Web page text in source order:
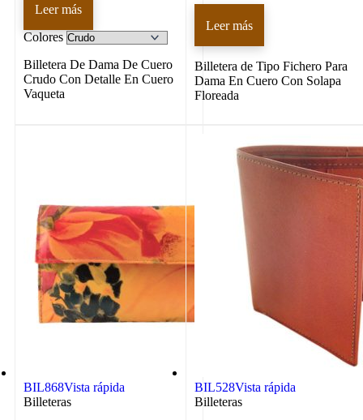
Leer más
Colores
Billetera De Dama De Cuero
Crudo Con Detalle En Cuero
Vaqueta
Leer más
Billetera de Tipo Fichero Para
Dama En Cuero Con Solapa
Floreada
BIL868Vista rápida
Billeteras
BIL528Vista rápida
Billeteras